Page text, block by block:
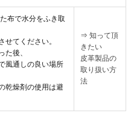
布で水分をふき取
せてください。
た後、
風通しの良い場所
乾燥剤の使用は避
⇒ 知って頂
きたい
皮革製品の
取り扱い方
法